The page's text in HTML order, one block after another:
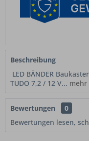
Beschreibung
LED BÄNDER
TUDO 7,2 / 12 V... mehr
Bewertungen
0
Bewertungen lesen,